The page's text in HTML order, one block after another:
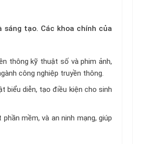
tạo. Các khoa chính của
thông kỹ thuật số và phim ảnh,
công nghiệp truyền thông.
biểu diễn, tạo điều kiện cho sinh
mềm, và an ninh mạng, giúp